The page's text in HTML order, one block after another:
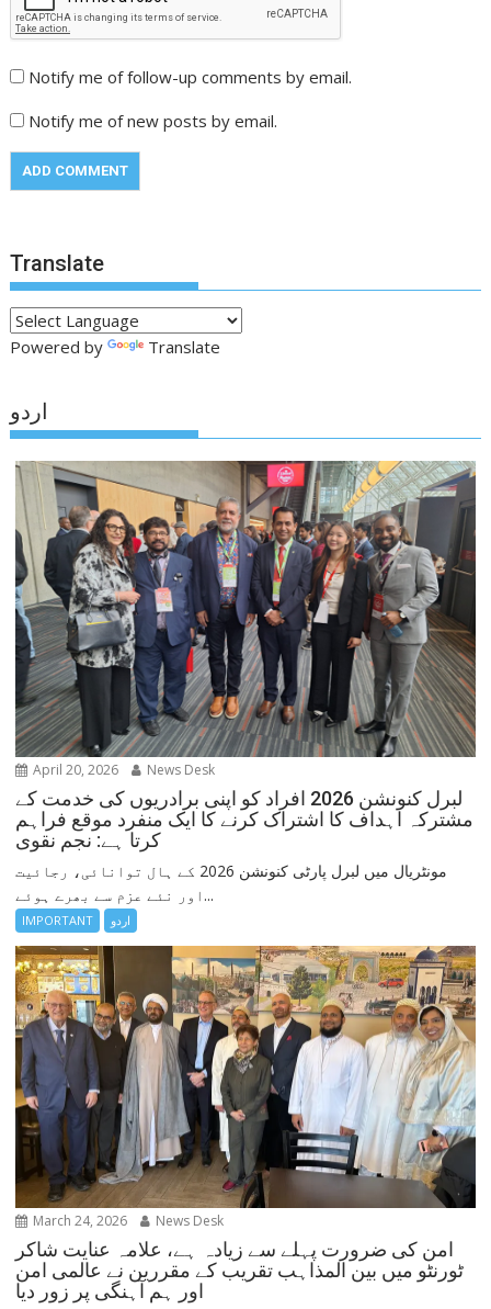
Notify me of follow-up comments by email.
Notify me of new posts by email.
Translate
Powered by Translate
اردو
April 20, 2026 News Desk
لبرل کنونشن 2026 افراد کو اپنی برادریوں کی خدمت کے
مشترکہ اہداف کا اشتراک کرنے کا ایک منفرد موقع فراہم
کرتا ہے: نجم نقوی
مونٹریال میں لبرل پارٹی کنونشن 2026 کے ہال توانائی، رجائیت
اور نئے عزم سے بھرے ہوئے...
IMPORTANT اردو
March 24, 2026 News Desk
امن کی ضرورت پہلے سے زیادہ ہے، علامہ عنایت شاکر
ٹورنٹو میں بین المذاہب تقریب کے مقررین نے عالمی امن
اور ہم آہنگی پر زور دیا